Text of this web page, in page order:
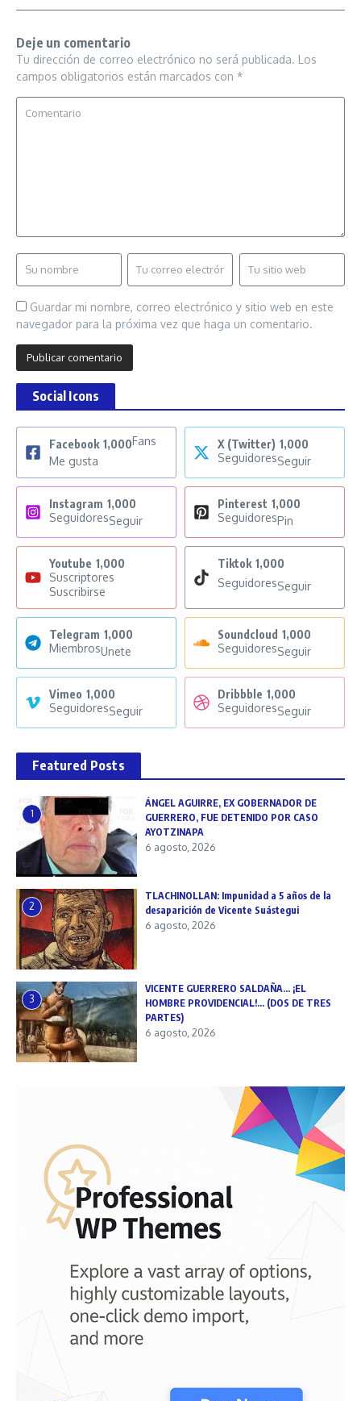
Deje un comentario
Tu dirección de correo electrónico no será publicada. Los
campos obligatorios están marcados con *
Guardar mi nombre, correo electrónico y sitio web en este
navegador para la próxima vez que haga un comentario.
Social Icons
Facebook 1,000Fans
Me gusta
X (Twitter) 1,000
SeguidoresSeguir
Instagram 1,000
SeguidoresSeguir
Pinterest 1,000
SeguidoresPin
Youtube 1,000
Suscriptores
Suscribirse
Tiktok 1,000
SeguidoresSeguir
Telegram 1,000
MiembrosUnete
Soundcloud 1,000
SeguidoresSeguir
Vimeo 1,000
SeguidoresSeguir
Dribbble 1,000
SeguidoresSeguir
Featured Posts
1
ÁNGEL AGUIRRE, EX GOBERNADOR DE
GUERRERO, FUE DETENIDO POR CASO
AYOTZINAPA
6 agosto, 2026
2
TLACHINOLLAN: Impunidad a 5 años de la
desaparición de Vicente Suástegui
6 agosto, 2026
3
VICENTE GUERRERO SALDAÑA… ¡EL
HOMBRE PROVIDENCIAL!… (DOS DE TRES
PARTES)
6 agosto, 2026